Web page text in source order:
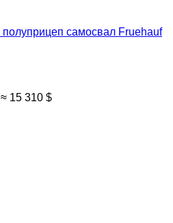
полуприцеп самосвал Fruehauf
≈ 15 310 $